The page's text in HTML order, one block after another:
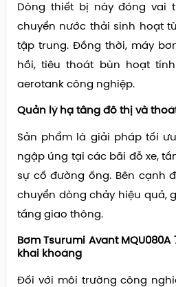
Dòng thiết bị này đóng vai
chuyển nước thải sinh hoạt
tập trung. Đồng thời, máy
hồi, tiêu thoát bùn hoạt
aerotank công nghiệp.
Quản lý hạ tầng đô thị và
Sản phẩm là giải pháp tối
ngập úng tại các bãi đỗ xe,
sự cố đường ống. Bên cạnh
chuyển dòng chảy hiệu quả,
tầng giao thông.
Bơm Tsurumi Avant
khai khoáng
Đối với môi trường công